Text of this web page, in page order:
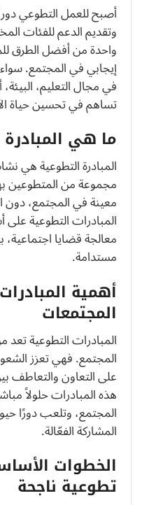
أصبح للعمل التطوعي
وتقديم الدعم للفئات
واحدة من أفضل الطرق
إيجابي في المجتمع.
في مجال التعليم،
تساهم في تحسين حياة
ما هي
المبادرة التطوعية هي
مجموعة من المتطوعين
معينة في المجتمع، دون
المبادرات التطوعية
معالجة قضايا اجتماعية،
مستدامة.
أهمية
المجتمعات
المبادرات التطوعية
المجتمع. فهي تعزز
على التعاون والتعاطف
هذه المبادرات حلولاً
المجتمع، وتلعب دورًا
المشاركة الفعّالة.
الخطوات
تطوعية ناجحة